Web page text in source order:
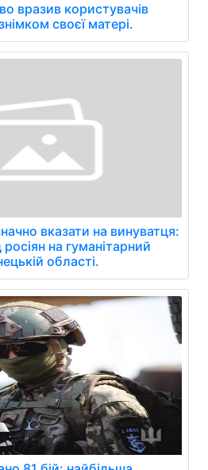
вразив користувачів
своєї матері.
вказати на винуватця:
на гуманітарний
області.